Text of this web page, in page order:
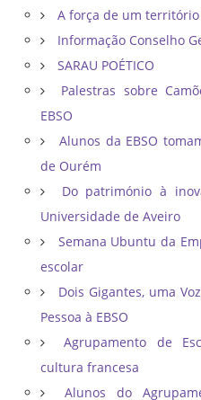
A força de um território
Informação Conselho
SARAU POÉTICO
Palestras sobre
EBSO
Alunos da EBSO
de Ourém
Do património à
Universidade de Aveiro
Semana Ubuntu da
escolar
Dois Gigantes, uma
Pessoa à EBSO
Agrupamento de
cultura francesa
Alunos do